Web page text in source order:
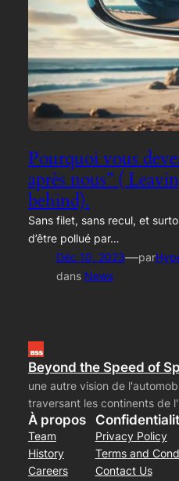
Pourquoi vous
après nous” (
behind).
Sans filet, sans recul, et
d’être pollué par…
Déc 10, 2023—par
dans News
Beyond the Speed of
une autre vision de
traversant les continents de
À propos
Team
History
Careers
Privacy Policy
Terms and
Contact Us